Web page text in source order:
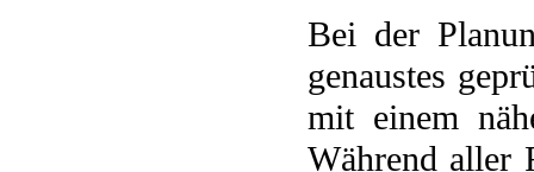
Bei der
genaustes
mit einem
Während aller